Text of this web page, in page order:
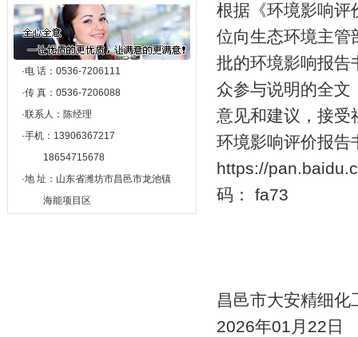
·电 话：0536-7206111
·传 真：0536-7206088
·联系人：陈经理
·手机：13906367217
18654715678
·地 址：山东省潍坊市昌邑市龙池镇
海能项目区
根据《环境影响评
位向生态环境主管
批的环境影响报告
众参与说明的全文
意见和建议，接受
环境影响评价报告
https://
码： fa73
昌邑市大安精细化
2026年01月22日